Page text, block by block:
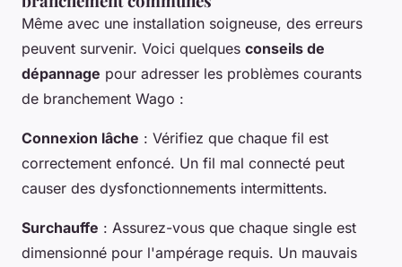
Même avec une installation soigneuse, des erreurs
peuvent survenir. Voici quelques conseils de
dépannage pour adresser les problèmes courants
de branchement Wago :
Connexion lâche : Vérifiez que chaque fil est
correctement enfoncé. Un fil mal connecté peut
causer des dysfonctionnements intermittents.
Surchauffe : Assurez-vous que chaque single est
dimensionné pour l'ampérage requis. Un mauvais